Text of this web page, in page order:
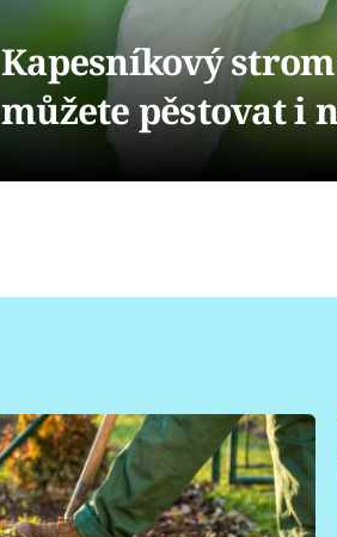
Kapesníkový
můžete pěstovat i